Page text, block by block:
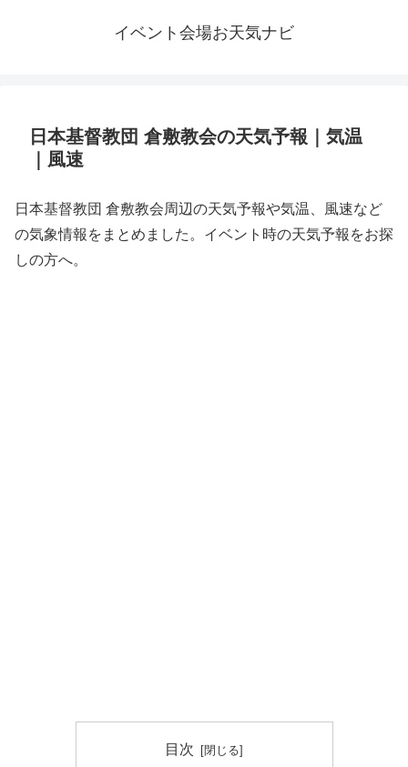
イベント会場お天気ナビ
日本基督教団 倉敷教会の天気予報｜気温
｜風速
日本基督教団 倉敷教会周辺の天気予報や気温、風速など
の気象情報をまとめました。イベント時の天気予報をお探
しの方へ。
目次